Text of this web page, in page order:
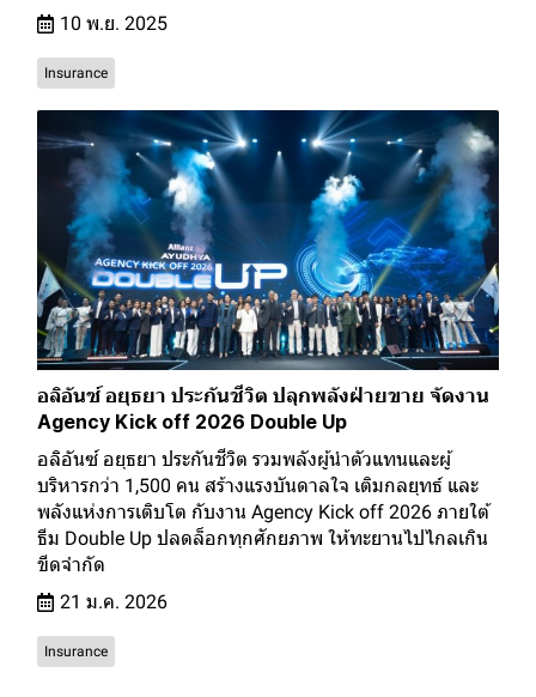
10 พ.ย. 2025
Insurance
อลิอันซ์ อยุธยา ประกันชีวิต ปลุกพลังฝ่ายขาย จัดงาน
Agency Kick off 2026 Double Up
อลิอันซ์ อยุธยา ประกันชีวิต รวมพลังผู้นำตัวแทนและผู้
บริหารกว่า 1,500 คน สร้างแรงบันดาลใจ เติมกลยุทธ์ และ
พลังแห่งการเติบโต กับงาน Agency Kick off 2026 ภายใต้
ธีม Double Up ปลดล็อกทุกศักยภาพ ให้ทะยานไปไกลเกิน
ขีดจำกัด
21 ม.ค. 2026
Insurance